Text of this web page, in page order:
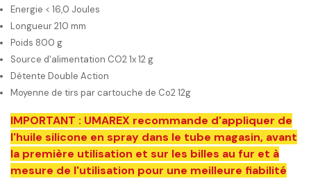
Energie < 16,0 Joules
Longueur 210 mm
Poids 800 g
Source d'alimentation CO2 1x 12 g
Détente Double Action
Moyenne de tirs par cartouche de Co2 12g
IMPORTANT : UMAREX recommande d'appliquer de
l'huile silicone en spray dans le tube magasin, avant
la première utilisation et sur les billes au fur et à
mesure de l'utilisation pour une meilleure fiabilité